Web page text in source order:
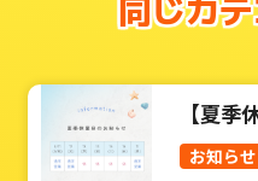
【夏季
お知らせ